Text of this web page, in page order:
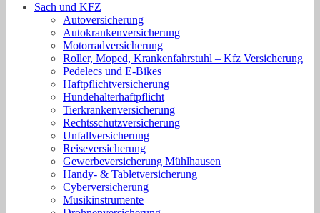
Sach und KFZ
Autoversicherung
Autokrankenversicherung
Motorradversicherung
Roller, Moped, Krankenfahrstuhl – Kfz Versicherung
Pedelecs und E-Bikes
Haftpflichtversicherung
Hundehalterhaftpflicht
Tierkrankenversicherung
Rechtsschutzversicherung
Unfallversicherung
Reiseversicherung
Gewerbeversicherung Mühlhausen
Handy- & Tabletversicherung
Cyberversicherung
Musikinstrumente